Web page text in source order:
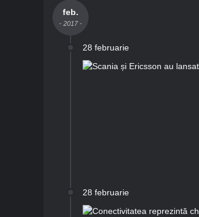
feb.
- 2017 -
28 februarie
28 februarie